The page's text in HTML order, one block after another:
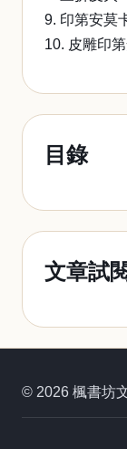
9. 印第安莫
10. 皮雕印
目錄
文章試
© 2026 楓書坊